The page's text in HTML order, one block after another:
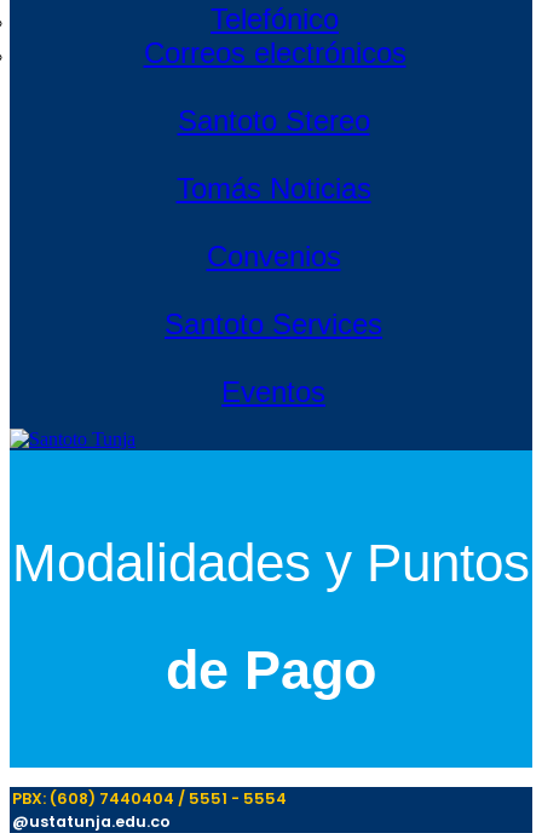
Telefónico
Correos electrónicos
Santoto Stereo
Tomás Noticias
Convenios
Santoto Services
Eventos
Modalidades y Puntos
de Pago
PBX: (608) 7440404 / 5551 - 5554
@ustatunja.edu.co